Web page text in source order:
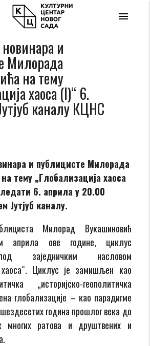
menu
и
Милорада
на тему
хаоса (I)“ 6.
каналу КЦНС
и публицисте Милорада
тему „Глобализација хаоса
6. априла у 20.00
Јутјуб каналу.
Милорад Вукашиновић
априла ове године, циклус
заједничким насловом
хаоса“. Циклус је замишљен као
„историјско-геополитичка
глобализације – као парадигме
година прошлог века до
многих ратова и друштвених и